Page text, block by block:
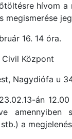
hívom a
megismerése
16. 14 óra.
Civil Központ
Nagydiófa u
án
amennyiben
a